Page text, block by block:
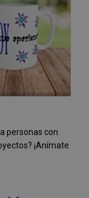
personas con
¡Anímate